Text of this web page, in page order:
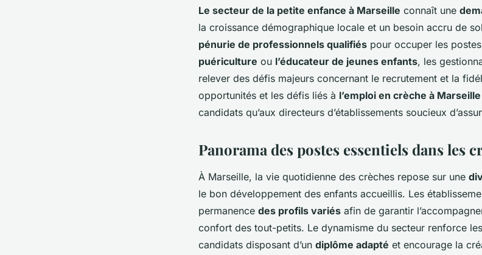
Emploi en crèche à marseille : état
lieux et perspectives pour les
professionnels de la petite enfance
7 min de lecture
Le secteur de la petite enfance à Marseille connaît une
la croissance démographique locale et un besoin accru de
pénurie de professionnels qualifiés pour occuper les
puériculture ou l’éducateur de jeunes enfants, les
relever des défis majeurs concernant le recrutement et la
opportunités et les défis liés à l’emploi en crèche à Marseille
candidats qu’aux directeurs d’établissements soucieux
Panorama des postes essentiels dans les
À Marseille, la vie quotidienne des crèches repose sur une
le bon développement des enfants accueillis. Les
permanence des profils variés afin de garantir
confort des tout-petits. Le dynamisme du secteur renforce
candidats disposant d’un diplôme adapté et encourage la